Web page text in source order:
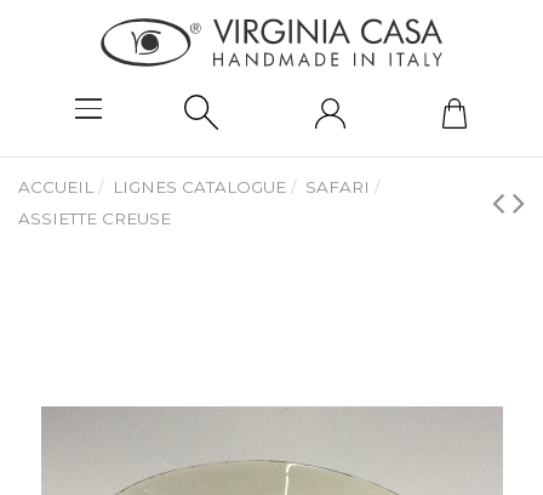
ACCUEIL LIGNES CATALOGUE
SAFARI
ASSIETTE CREUSE